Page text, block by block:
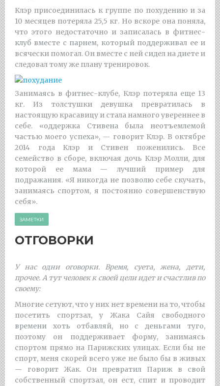
Клэр присоединилась к группе по похудению и за
10 месяцев потеряла 25,5 кг. Но вскоре она поняла,
что этого недостаточно и записалась в фитнес-
клуб вместе с парнем, который поддерживал ее и
всячески помогал. Он вместе с ней сидел на диете и
следовал тому же плану тренировок.
Занимаясь в фитнес-клубе, Клэр потеряла еще 13
кг. Из толстушки девушка превратилась в
настоящую красавицу и стала намного увереннее в
себе. «оддержка Стивена была неотъемлемой
частью моего успеха», — говорит Клэр. В октябре
2014 года Клэр и Стивен поженились. Все
семейство в сборе, включая дочь Клэр Молли, для
которой ее мама — лучший пример для
подражания. «Я никогда не позволю себе скучать,
занимаясь спортом, я постоянно совершенствую
себя».
ЗАМЕТКИ
ОТГОВОРКИ
У нас одни оговорки. Время, суета, жена, дети,
прочее. А тут человек к своей цели идет и счастлив по
своему:
Многие сетуют, что у них нет времени на то, чтобы
посетить спортзал, у Жака Сайя свободного
времени хоть отбавляй, но с деньгами туго,
поэтому он поддерживает форму, занимаясь
спортом прямо на Парижских улицах. Если бы не
спорт, меня скорей всего уже не было бы в живых
— говорит Жак. Он превратил Париж в свой
собственный спортзал, он ест, спит и проводит